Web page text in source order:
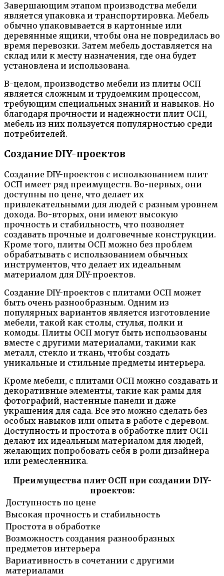
Завершающим этапом производства мебели
является упаковка и транспортировка. Мебель
обычно упаковывается в картонные или
деревянные ящики, чтобы она не повредилась во
время перевозки. Затем мебель доставляется на
склад или к месту назначения, где она будет
установлена и использована.
В-целом, производство мебели из плиты ОСП
является сложным и трудоемким процессом,
требующим специальных знаний и навыков. Но
благодаря прочности и надежности плит ОСП,
мебель из них пользуется популярностью среди
потребителей.
Создание DIY-проектов
Создание DIY-проектов с использованием плит
ОСП имеет ряд преимуществ. Во-первых, они
доступны по цене, что делает их
привлекательными для людей с разным уровнем
дохода. Во-вторых, они имеют высокую
прочность и стабильность, что позволяет
создавать прочные и долговечные конструкции.
Кроме того, плиты ОСП можно без проблем
обрабатывать с использованием обычных
инструментов, что делает их идеальным
материалом для DIY-проектов.
Создание DIY-проектов с плитами ОСП может
быть очень разнообразным. Одним из
популярных вариантов является изготовление
мебели, такой как столы, стулья, полки и
комоды. Плиты ОСП могут быть использованы
вместе с другими материалами, такими как
металл, стекло и ткань, чтобы создать
уникальные и стильные предметы интерьера.
Кроме мебели, с плитами ОСП можно создавать и
декоративные элементы, такие как рамы для
фотографий, настенные панели и даже
украшения для сада. Все это можно сделать без
особых навыков или опыта в работе с деревом.
Доступность и простота в обработке плит ОСП
делают их идеальным материалом для людей,
желающих попробовать себя в роли дизайнера
или ремесленника.
Преимущества плит ОСП при создании DIY-
проектов:
Доступность по цене
Высокая прочность и стабильность
Простота в обработке
Возможность создания разнообразных
предметов интерьера
Вариативность в сочетании с другими
материалами